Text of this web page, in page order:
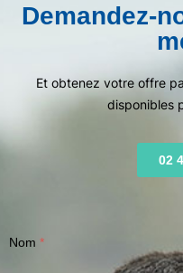
Demandez-
Et obtenez votre offre
disponibles
02
Nom